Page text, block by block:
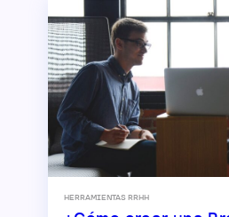
HERRAMIENTAS RRHH